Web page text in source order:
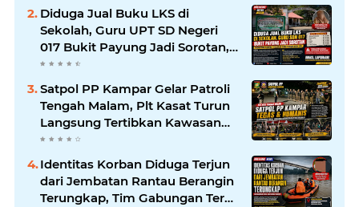
Diduga Jual Buku LKS di
Sekolah, Guru UPT SD Negeri
017 Bukit Payung Jadi Sorotan,
Disdikpora Kampar Tegaskan
Tidak Pernah Beri Izin
Satpol PP Kampar Gelar Patroli
Tengah Malam, Plt Kasat Turun
Langsung Tertibkan Kawasan
Publik dan Warung Karaoke
Identitas Korban Diduga Terjun
dari Jembatan Rantau Berangin
Terungkap, Tim Gabungan Terus